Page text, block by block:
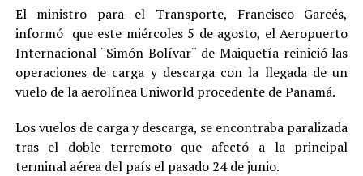
El ministro para el Transporte, Francisco Garcés,
informó que este miércoles 5 de agosto, el Aeropuerto
Internacional ¨Simón Bolívar¨ de Maiquetía reinició las
operaciones de carga y descarga con la llegada de un
vuelo de la aerolínea Uniworld procedente de Panamá.
Los vuelos de carga y descarga, se encontraba paralizada
tras el doble terremoto que afectó a la principal
terminal aérea del país el pasado 24 de junio.